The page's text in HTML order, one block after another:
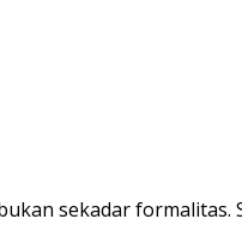
sekadar formalitas.